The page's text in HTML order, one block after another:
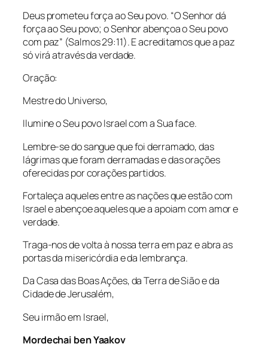
Deus prometeu força ao Seu povo. “O Senhor dá
força ao Seu povo; o Senhor abençoa o Seu povo
com paz” (Salmos 29:11). E acreditamos que a paz
só virá através da verdade.
Oração:
Mestre do Universo,
Ilumine o Seu povo Israel com a Sua face.
Lembre-se do sangue que foi derramado, das
lágrimas que foram derramadas e das orações
oferecidas por corações partidos.
Fortaleça aqueles entre as nações que estão com
Israel e abençoe aqueles que a apoiam com amor e
verdade.
Traga-nos de volta à nossa terra em paz e abra as
portas da misericórdia e da lembrança.
Da Casa das Boas Ações, da Terra de Sião e da
Cidade de Jerusalém,
Seu irmão em Israel,
Mordechai ben Yaakov